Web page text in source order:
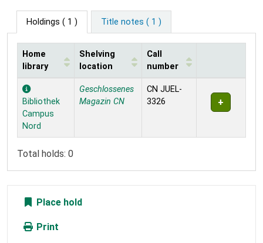
Holdings ( 1 ) Title notes ( 1 )
Holdings
Home
library
Shelving
location
Call
number
Bibliothek
Campus
Nord
Geschlossenes
Magazin CN
CN JUEL-
3326
Total holds: 0
Place hold
Print